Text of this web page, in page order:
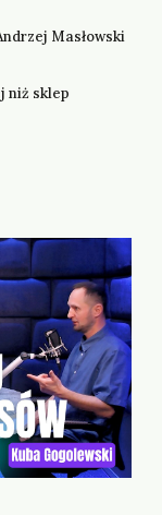
Masłowski
niż sklep